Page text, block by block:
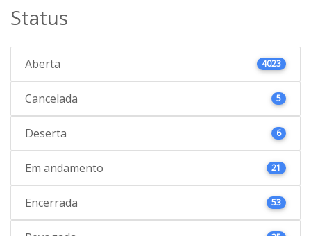
Status
Aberta 4023
Cancelada 5
Deserta 6
Em andamento 21
Encerrada 53